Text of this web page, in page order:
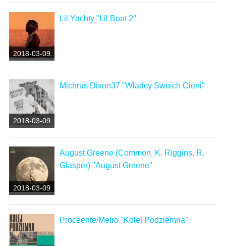
2018-03-09
Lil Yachty "Lil Boat 2"
2018-03-09
Michrus Dixon37 "Władcy Swoich Cieni"
2018-03-09
August Greene (Common, K. Riggins, R.
Glasper) "August Greene"
Proceente/Metro "Kolej Podziemna"